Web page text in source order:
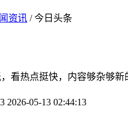
资讯 / 今日头条
看热点挺快，内容够杂够新
2026-05-13 02:44:13